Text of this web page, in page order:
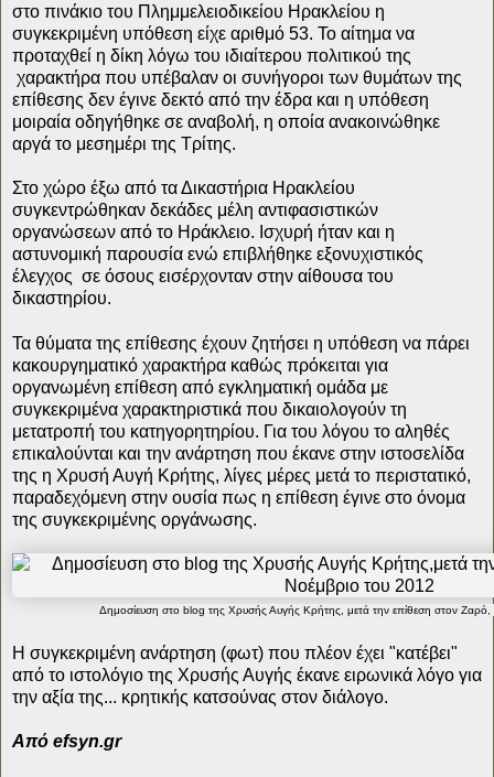
στο πινάκιο του Πλημμελειοδικείου Ηρακλείου η
συγκεκριμένη υπόθεση είχε αριθμό 53. Το αίτημα να
προταχθεί η δίκη λόγω του ιδιαίτερου πολιτικού της
χαρακτήρα που υπέβαλαν οι συνήγοροι των θυμάτων της
επίθεσης δεν έγινε δεκτό από την έδρα και η υπόθεση
μοιραία οδηγήθηκε σε αναβολή, η οποία ανακοινώθηκε
αργά το μεσημέρι της Τρίτης.
Στο χώρο έξω από τα Δικαστήρια Ηρακλείου
συγκεντρώθηκαν δεκάδες μέλη αντιφασιστικών
οργανώσεων από το Ηράκλειο. Ισχυρή ήταν και η
αστυνομική παρουσία ενώ επιβλήθηκε εξονυχιστικός
έλεγχος σε όσους εισέρχονταν στην αίθουσα του
δικαστηρίου.
Τα θύματα της επίθεσης έχουν ζητήσει η υπόθεση να πάρει
κακουργηματικό χαρακτήρα καθώς πρόκειται για
οργανωμένη επίθεση από εγκληματική ομάδα με
συγκεκριμένα χαρακτηριστικά που δικαιολογούν τη
μετατροπή του κατηγορητηρίου. Για του λόγου το αληθές
επικαλούνται και την ανάρτηση που έκανε στην ιστοσελίδα
της η Χρυσή Αυγή Κρήτης, λίγες μέρες μετά το περιστατικό,
παραδεχόμενη στην ουσία πως η επίθεση έγινε στο όνομα
της συγκεκριμένης οργάνωσης.
Δημοσίευση στο blog της Χρυσής Αυγής Κρήτης, μετά την επίθεση στον
Η συγκεκριμένη ανάρτηση (φωτ) που πλέον έχει "κατέβει"
από το ιστολόγιο της Χρυσής Αυγής έκανε ειρωνικά λόγο για
την αξία της... κρητικής κατσούνας στον διάλογο.
Από efsyn.gr